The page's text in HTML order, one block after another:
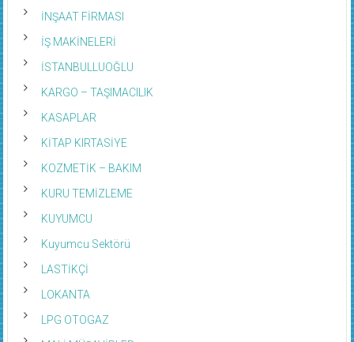
İNŞAAT FİRMASI
İŞ MAKİNELERİ
İSTANBULLUOĞLU
KARGO – TAŞIMACILIK
KASAPLAR
KİTAP KIRTASİYE
KOZMETİK – BAKIM
KURU TEMİZLEME
KUYUMCU
Kuyumcu Sektörü
LASTİKÇİ
LOKANTA
LPG OTOGAZ